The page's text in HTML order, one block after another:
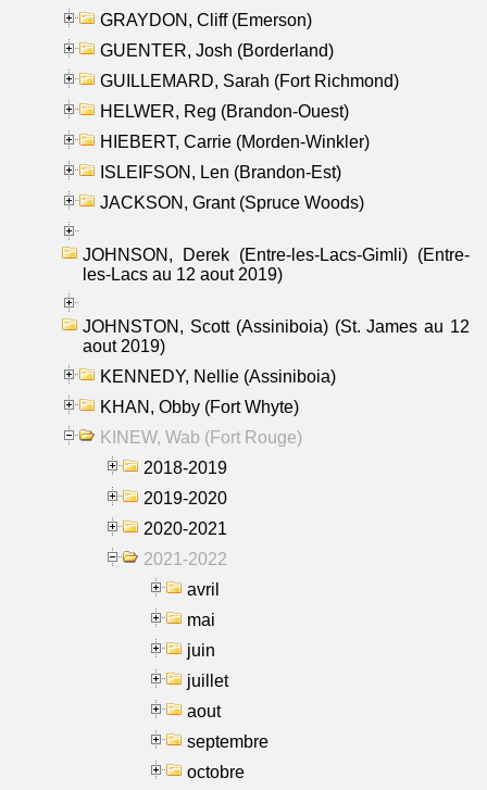
GRAYDON, Cliff (Emerson)
GUENTER, Josh (Borderland)
GUILLEMARD, Sarah (Fort Richmond)
HELWER, Reg (Brandon-Ouest)
HIEBERT, Carrie (Morden-Winkler)
ISLEIFSON, Len (Brandon-Est)
JACKSON, Grant (Spruce Woods)
JOHNSON, Derek (Entre-les-Lacs-Gimli) (Entre-
les-Lacs au 12 aout 2019)
JOHNSTON, Scott (Assiniboia) (St. James au 12
aout 2019)
KENNEDY, Nellie (Assiniboia)
KHAN, Obby (Fort Whyte)
KINEW, Wab (Fort Rouge)
2018-2019
2019-2020
2020-2021
2021-2022
avril
mai
juin
juillet
aout
septembre
octobre